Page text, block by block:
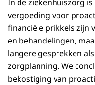
In de ziekenhuiszorg
vergoeding voor
financiële prikkels zijn
en behandelingen,
langere gesprekken
zorgplanning. We
bekostiging van